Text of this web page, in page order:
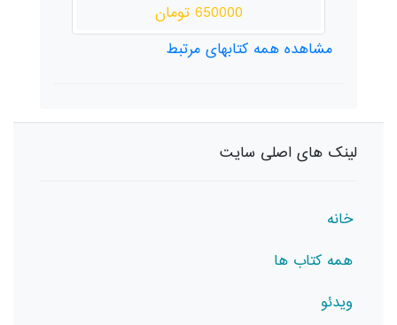
650000 تومان
مشاهده همه کتابهای مرتبط
لینک های اصلی سایت
خانه
همه کتاب ها
ویدئو